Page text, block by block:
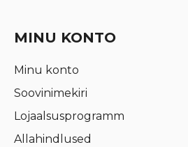
MINU KONTO
Minu konto
Soovinimekiri
Lojaalsusprogramm
Allahindlused